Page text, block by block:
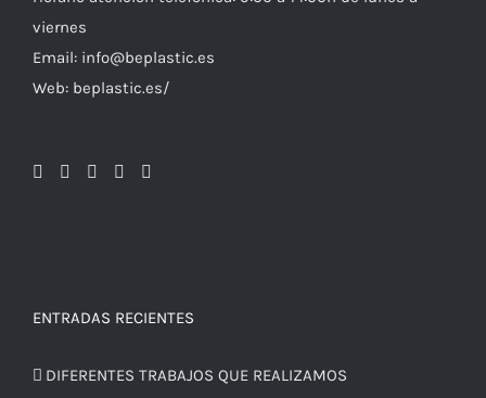
viernes
Email: info@beplastic.es
Web: beplastic.es/
ENTRADAS RECIENTES
DIFERENTES TRABAJOS QUE REALIZAMOS